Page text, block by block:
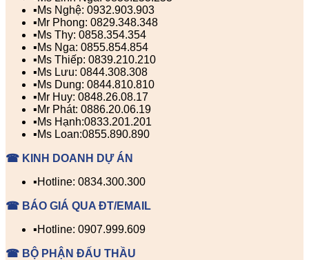
▪️Ms Nghệ: 0932.903.903
▪️Mr Phong: 0829.348.348
▪️Ms Thy: 0858.354.354
▪️Ms Nga: 0855.854.854
▪️Ms Thiếp: 0839.210.210
▪️Ms Lưu: 0844.308.308
▪️Ms Dung: 0844.810.810
▪️Mr Huy: 0848.26.08.17
▪️Mr Phát: 0886.20.06.19
▪️Ms Hạnh:0833.201.201
▪️Ms Loan:0855.890.890
☎ KINH DOANH DỰ ÁN
▪️Hotline: 0834.300.300
☎ BÁO GIÁ QUA ĐT/EMAIL
▪️Hotline: 0907.999.609
☎ BỘ PHẬN ĐẤU THẦU